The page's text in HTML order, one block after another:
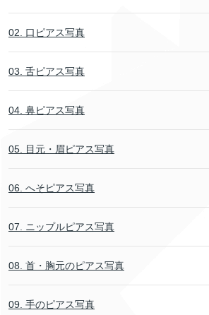
02. 口ピアス写真
03. 舌ピアス写真
04. 鼻ピアス写真
05. 目元・眉ピアス写真
06. へそピアス写真
07. ニップルピアス写真
08. 首・胸元のピアス写真
09. 手のピアス写真